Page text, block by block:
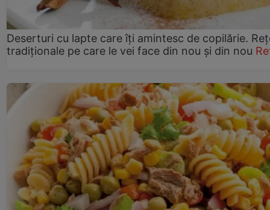
Deserturi cu lapte care îți amintesc de copilărie.
tradiționale pe care le vei face din nou și din nou